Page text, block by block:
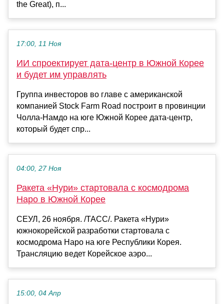
the Great), п...
17:00, 11 Ноя
ИИ спроектирует дата-центр в Южной Корее
и будет им управлять
Группа инвесторов во главе с американской
компанией Stock Farm Road построит в провинции
Чолла-Намдо на юге Южной Корее дата-центр,
который будет спр...
04:00, 27 Ноя
Ракета «Нури» стартовала с космодрома
Наро в Южной Корее
СЕУЛ, 26 ноября. /ТАСС/. Ракета «Нури»
южнокорейской разработки стартовала с
космодрома Наро на юге Республики Корея.
Трансляцию ведет Корейское аэро...
15:00, 04 Апр